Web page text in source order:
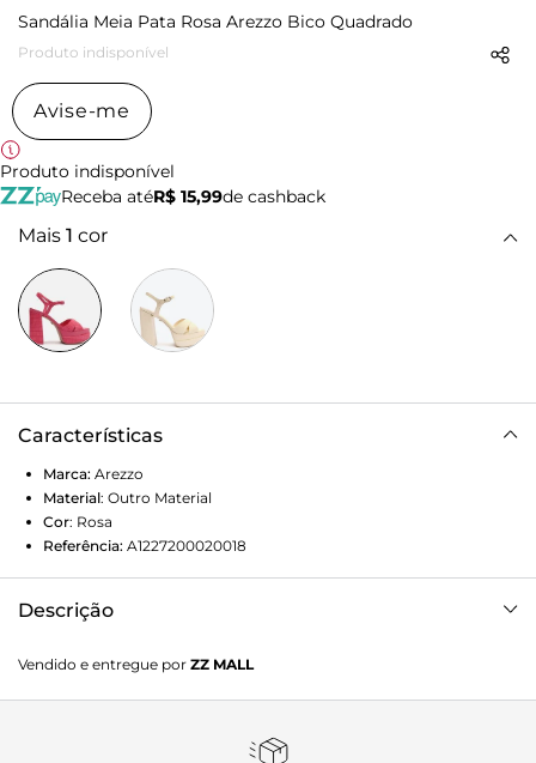
Sandália Meia Pata Rosa Arezzo Bico Quadrado
Produto indisponível
Avise-me
Produto indisponível
Receba atéR$ 15,99de cashback
Mais 1 cor
Características
Marca: Arezzo
Material: Outro Material
Cor: Rosa
Referência: A1227200020018
Descrição
dupla e bico quadrado. Traz duas tiras largas cruzadas sobre
os dedos. Aberta, possui duas tiras finas em torno do
lateral. A sandália exibe todo o pé. Com palmilha lisa da cor
Vendido e entregue por ZZ MALL